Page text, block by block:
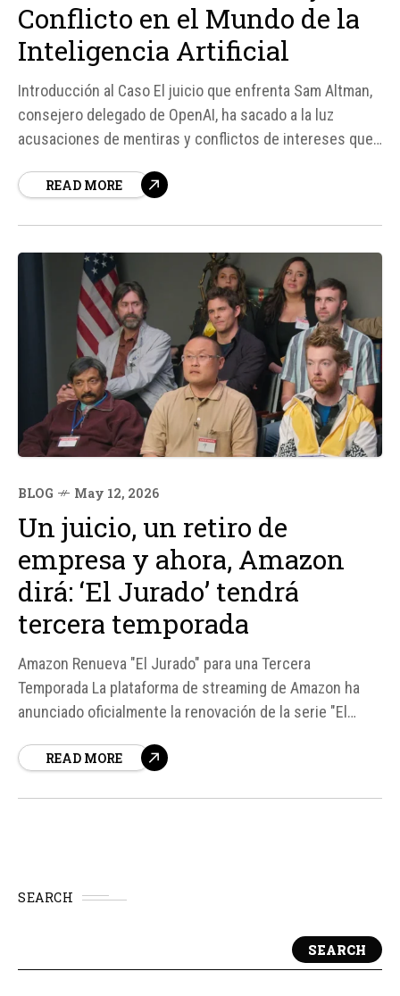
Conflicto en el Mundo de la
Inteligencia Artificial
Introducción al Caso El juicio que enfrenta Sam Altman,
consejero delegado de OpenAI, ha sacado a la luz
acusaciones de mentiras y conflictos de intereses que
de poder de la inteligencia artificial. Según fuentes,
READ MORE
BLOG May 12, 2026
Un juicio, un retiro de
empresa y ahora, Amazon
dirá: ‘El Jurado’ tendrá
tercera temporada
Amazon Renueva "El Jurado" para una Tercera
Temporada La plataforma de streaming de Amazon ha
anunciado oficialmente la renovación de la serie "El
por Lee Eisenberg y Gene Stupnitsky, ha logrado
READ MORE
SEARCH
SEARCH